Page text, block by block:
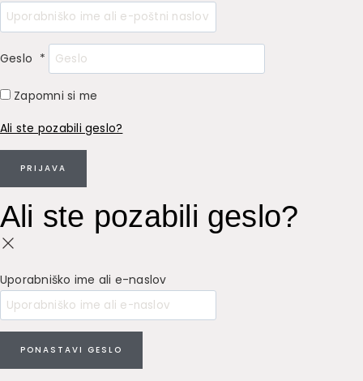
Geslo *
Zapomni si me
Ali ste pozabili geslo?
PRIJAVA
Ali ste pozabili geslo?
Uporabniško ime ali e-naslov
PONASTAVI GESLO